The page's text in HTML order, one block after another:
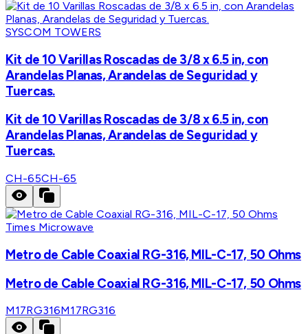
SYSCOM TOWERS
Kit de 10 Varillas Roscadas de 3/8 x 6.5 in, con
Arandelas Planas, Arandelas de Seguridad y
Tuercas.
Kit de 10 Varillas Roscadas de 3/8 x 6.5 in, con
Arandelas Planas, Arandelas de Seguridad y
Tuercas.
CH-65CH-65
Times Microwave
Metro de Cable Coaxial RG-316, MIL-C-17, 50 Ohms
Metro de Cable Coaxial RG-316, MIL-C-17, 50 Ohms
M17RG316M17RG316